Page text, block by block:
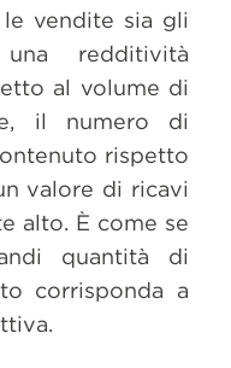
vendite sia gli
redditività
al volume di
il numero di
rispetto
valore di ricavi
alto. È come se
quantità di
corrisponda a